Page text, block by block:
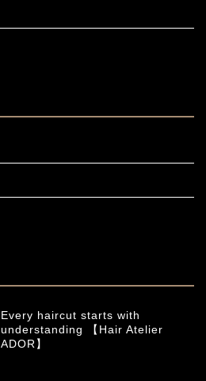
Every haircut starts with
understanding 【Hair Atelier
ADOR】